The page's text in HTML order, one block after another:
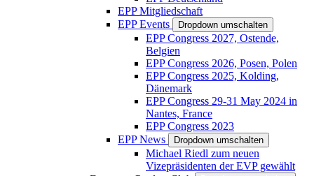
EPP Mitgliedschaft
EPP Events
Dropdown umschalten
EPP Congress 2027, Ostende,
Belgien
EPP Congress 2026, Posen, Polen
EPP Congress 2025, Kolding,
Dänemark
EPP Congress 29-31 May 2024 in
Nantes, France
EPP Congress 2023
EPP News
Dropdown umschalten
Michael Riedl zum neuen
Vizepräsidenten der EVP gewählt